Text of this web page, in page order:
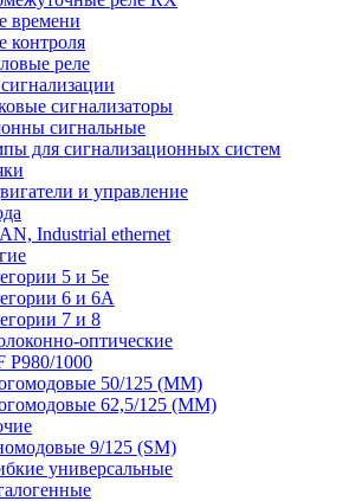
времени
контроля
реле
сигнализаторы
сигнальные
для сигнализационных систем
и управление
Industrial ethernet
5 и 5е
6 и 6A
7 и 8
оптические
P980/1000
50/125 (ММ)
62,5/125 (ММ)
9/125 (SM)
универсальные